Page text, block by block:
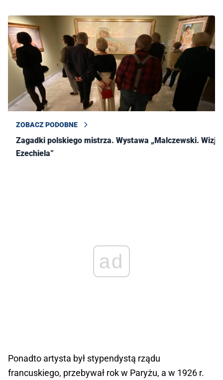
ZOBACZ PODOBNE
Zagadki polskiego mistrza. Wystawa „Malczewski. Wizja
Ezechiela”
ad
Ponadto artysta był stypendystą rządu
francuskiego, przebywał rok w Paryżu, a w 1926 r.